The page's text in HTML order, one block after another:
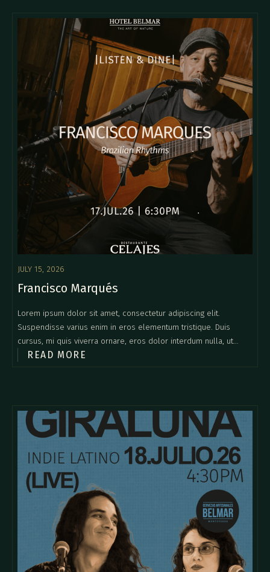
JULY 15, 2026
Francisco Marqués
Lorem ipsum dolor sit amet, consectetur adipiscing elit.
Suspendisse varius enim in eros elementum tristique. Duis
cursus, mi quis viverra ornare, eros dolor interdum nulla, ut
commodo diam libero vitae erat. Aenean faucibus nibh et justo
READ MORE